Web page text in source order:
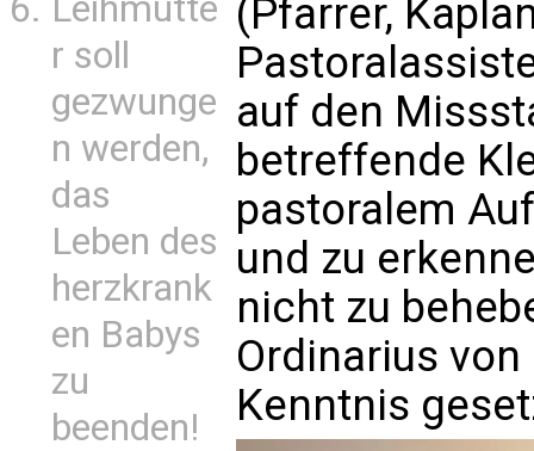
Leihmutte
r soll
gezwunge
n werden,
das
Leben des
herzkrank
en Babys
zu
beenden!
(Pfarrer,
auf den
betreffende
pastoralem
und zu
nicht zu
Ordinarius
Kenntnis